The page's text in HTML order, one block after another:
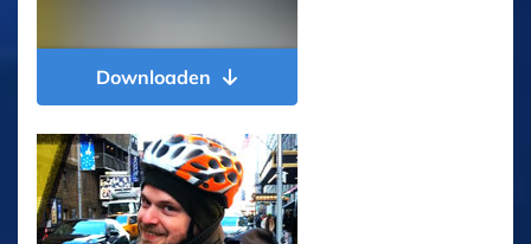
Downloaden